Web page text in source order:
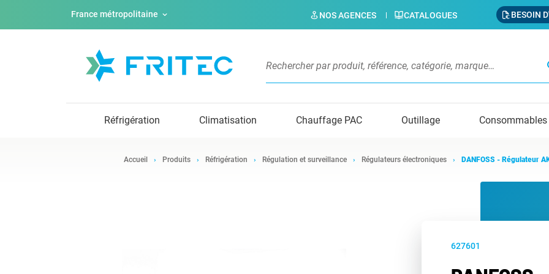
France métropolitaine NOS AGENCES CATALOGUES BESOIN
Réfrigération Climatisation Chauffage PAC Outillage Consommables
Accueil Produits Réfrigération Régulation et surveillance Régulateurs électroniques DANFOSS - Régulateur
627601